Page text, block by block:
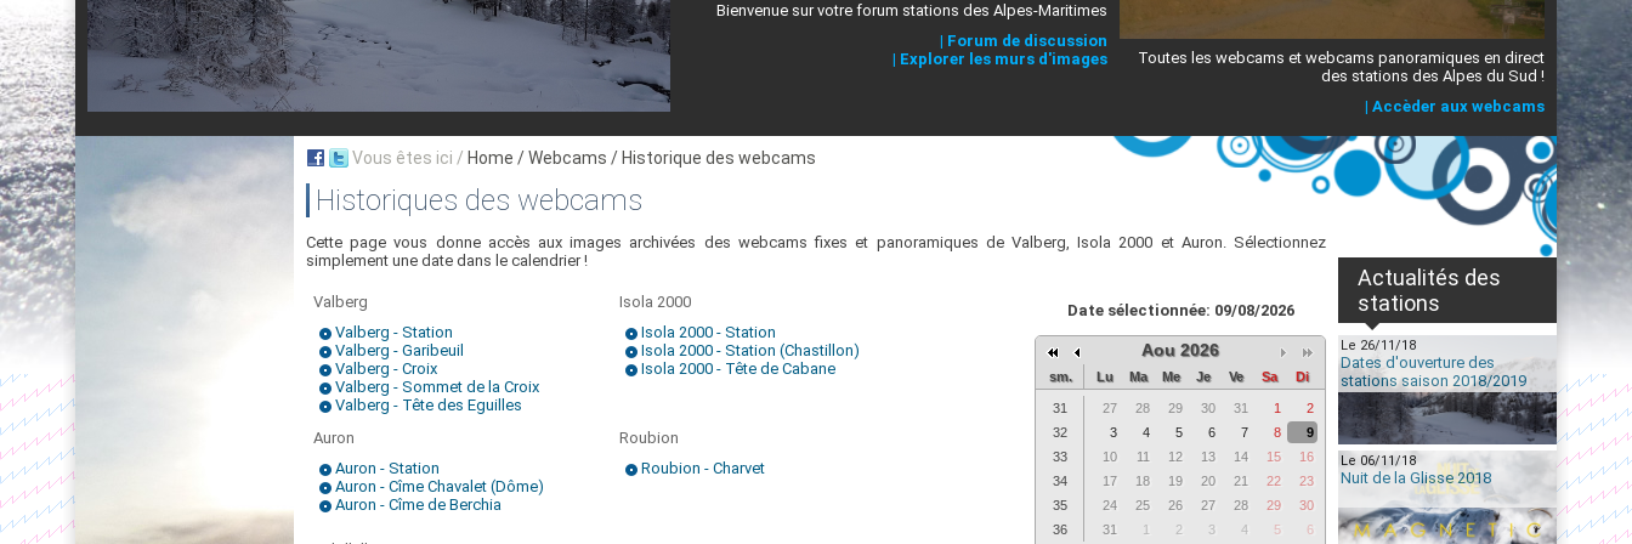
Bienvenue sur votre forum stations des Alpes-Maritimes
| Forum de discussion
| Explorer les murs d'images
Toutes les webcams et webcams panoramiques en direct
des stations des Alpes du Sud !
| Accèder aux webcams
Vous êtes ici / Home / Webcams / Historique des webcams
Historiques des webcams
Cette page vous donne accès aux images archivées des webcams fixes et panoramiques de Valberg, Isola 2000 et Auron. Sélectionnez
simplement une date dans le calendrier !
Valberg
Valberg - Station
Valberg - Garibeuil
Valberg - Croix
Valberg - Sommet de la Croix
Valberg - Tête des Eguilles
Isola 2000
Isola 2000 - Station
Isola 2000 - Station (Chastillon)
Isola 2000 - Tête de Cabane
Date sélectionnée: 09/08/2026
Aou 2026
sm. Lu Ma Me Je Ve Sa Di
31 27 28 29 30 31 1
2
32
3 4 5 6 7 8
9
33
10 11 12 13 14 15
16
34
17 18 19 20 21 22
23
35
24 25 26 27 28 29
30
36
31 1 2 3 4 5 6
Auron
Auron - Station
Auron - Cîme Chavalet (Dôme)
Auron - Cîme de Berchia
Roubion
Roubion - Charvet
Actualités des
stations
Le 26/11/18
Dates d'ouverture des
stations saison 2018/2019
Le 06/11/18
Nuit de la Glisse 2018